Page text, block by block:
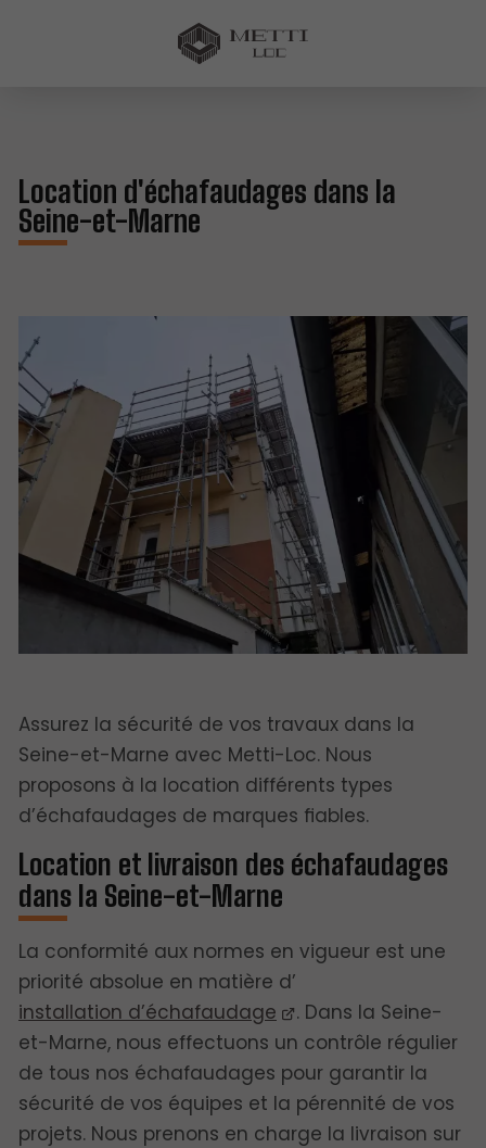
Location d'échafaudages dans la
Seine-et-Marne
Assurez la sécurité de vos travaux dans la
Seine-et-Marne avec Metti-Loc. Nous
proposons à la location différents types
d’échafaudages de marques fiables.
Location et livraison des échafaudages
dans la Seine-et-Marne
La conformité aux normes en vigueur est une
priorité absolue en matière d’
installation d’échafaudage
. Dans la Seine-
et-Marne, nous effectuons un contrôle régulier
de tous nos échafaudages pour garantir la
sécurité de vos équipes et la pérennité de vos
projets. Nous prenons en charge la livraison sur